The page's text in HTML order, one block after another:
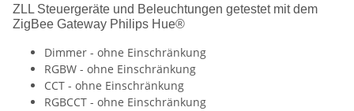
ZLL Steuergeräte und Beleuchtungen getestet mit dem
ZigBee Gateway Philips Hue®
Dimmer - ohne Einschränkung
RGBW - ohne Einschränkung
CCT - ohne Einschränkung
RGBCCT - ohne Einschränkung